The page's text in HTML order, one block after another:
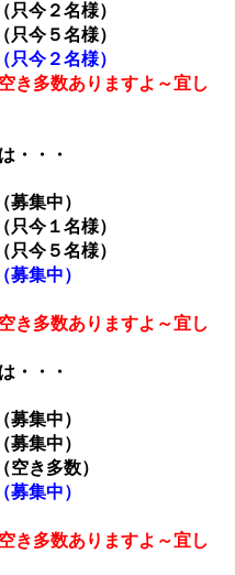
只今２名様）
５名様）
今２名様）
き多数ありますよ～宜し
・・・
集中）
只今１名様）
５名様）
集中）
き多数ありますよ～宜し
・・・
集中）
募集中）
多数）
集中）
き多数ありますよ～宜し